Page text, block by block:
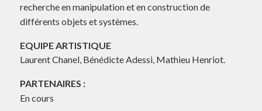
recherche en manipulation et en construction de
différents objets et systèmes.
EQUIPE ARTISTIQUE
Laurent Chanel, Bénédicte Adessi, Mathieu Henriot.
PARTENAIRES :
En cours